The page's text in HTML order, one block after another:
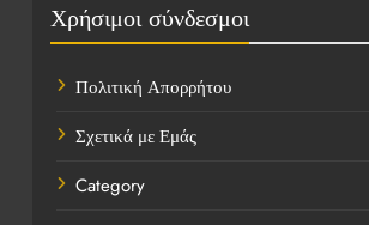
Πολιτική
Υγεία
Ψυχαγωγία
Χρήσιμοι σύνδεσμοι
Πολιτική Απορρήτου
Σχετικά με Εμάς
Category